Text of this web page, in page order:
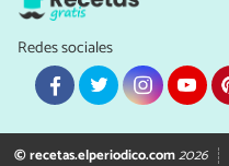
Redes sociales
© recetas.elperiodico.com2026